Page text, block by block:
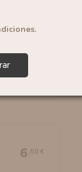
6 ,50 €